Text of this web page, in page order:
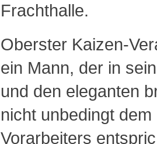
Frachthalle.
Oberster Kaizen-
ein Mann, der in
und den eleganten
nicht unbedingt
Vorarbeiters